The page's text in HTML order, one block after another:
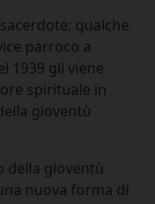
qualche
parroco a
1939 gli viene
spirituale in
gioventù
della gioventù
nuova forma di